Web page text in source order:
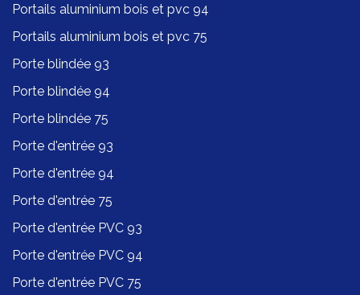
Portails aluminium bois et pvc 94
Portails aluminium bois et pvc 75
Porte blindée 93
Porte blindée 94
Porte blindée 75
Porte d'entrée 93
Porte d'entrée 94
Porte d'entrée 75
Porte d'entrée PVC 93
Porte d'entrée PVC 94
Porte d'entrée PVC 75